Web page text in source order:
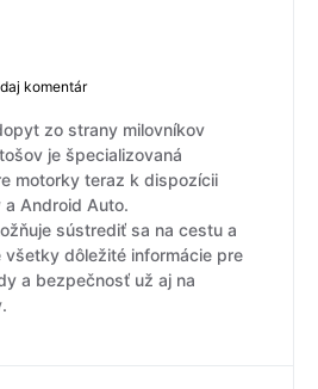
komentár
zo strany milovníkov
je špecializovaná
motorky teraz k dispozícii
Android Auto.
sústrediť sa na cestu a
všetky dôležité informácie pre
a bezpečnosť už aj na